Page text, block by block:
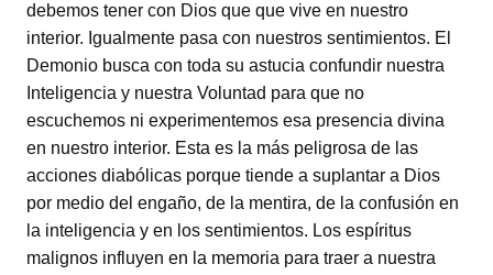
debemos tener con Dios que que vive en nuestro
interior. Igualmente pasa con nuestros sentimientos. El
Demonio busca con toda su astucia confundir nuestra
Inteligencia y nuestra Voluntad para que no
escuchemos ni experimentemos esa presencia divina
en nuestro interior. Esta es la más peligrosa de las
acciones diabólicas porque tiende a suplantar a Dios
por medio del engaño, de la mentira, de la confusión en
la inteligencia y en los sentimientos. Los espíritus
malignos influyen en la memoria para traer a nuestra